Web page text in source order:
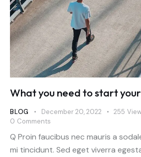
What you need to start
BLOG December 20, 2022 255
0 Comments
Q Proin faucibus nec mauris a
mi tincidunt. Sed eget viverra